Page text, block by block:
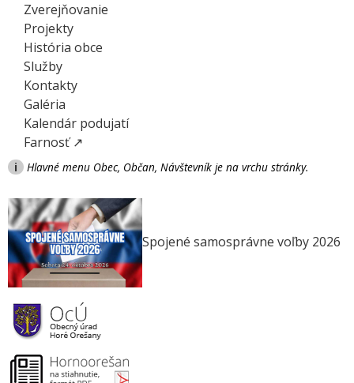
Zverejňovanie
Projekty
História obce
Služby
Kontakty
Galéria
Kalendár podujatí
Farnosť ↗
i Hlavné menu Obec, Občan, Návštevník je na vrchu stránky.
Spojené samosprávne voľby 2026